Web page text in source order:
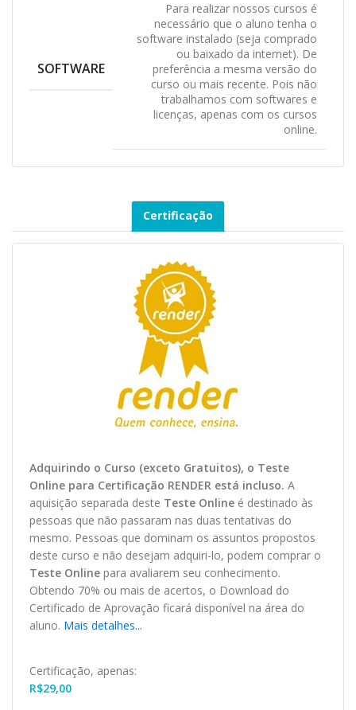
SOFTWARE
Para realizar nossos cursos é
necessário que o aluno tenha o
software instalado (seja comprado
ou baixado da internet). De
preferência a mesma versão do
curso ou mais recente. Pois não
trabalhamos com softwares e
licenças, apenas com os cursos
online.
Certificação
Adquirindo o Curso (exceto Gratuitos), o Teste
Online para Certificação RENDER está incluso. A
aquisição separada deste Teste Online é destinado às
pessoas que não passaram nas duas tentativas do
mesmo. Pessoas que dominam os assuntos propostos
deste curso e não desejam adquiri-lo, podem comprar o
Teste Online para avaliarem seu conhecimento.
Obtendo 70% ou mais de acertos, o Download do
Certificado de Aprovação ficará disponível na área do
aluno. Mais detalhes...
Certificação, apenas:
R$29,00